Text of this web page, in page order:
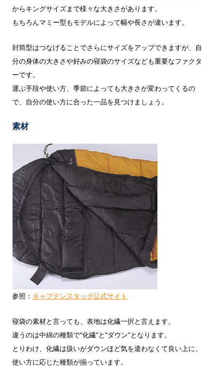
からキングサイズまで様々な大きさがあります。
もちろんマミー型もモデルによって幅や長さが違います。
封筒型はつなげることでさらにサイズをアップできますが、自
分の身体の大きさや好みの寝袋のサイズなども重要なファクタ
ーです。
運ぶ手段や使い方、季節によっても大きさが変わってくるの
で、自分の使い方に合った一品を見つけましょう。
素材
参照： キャプテンスタッグ公式サイト
寝袋の素材と言っても、表地は化繊一択と言えます。
違うのは中綿の種類で“化繊”と“ダウン”となります。
とりわけ、化繊は扱いがダウンほど気を遣わなくて良い上に、
使い方に応じた種類が揃っています。